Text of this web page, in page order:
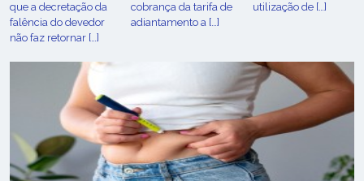
que a decretação da
falência do devedor
não faz retornar […]
cobrança da tarifa de
adiantamento a […]
utilização de […]